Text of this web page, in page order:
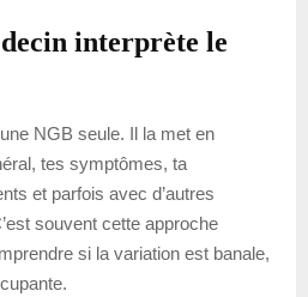
interprète le
NGB seule. Il la met en
tes symptômes, ta
et parfois avec d’autres
souvent cette approche
si la variation est banale,